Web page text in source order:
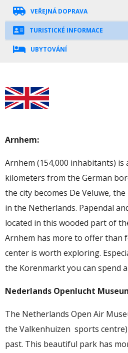
VEŘEJNÁ DOPRAVA
TURISTICKÉ INFORMACE
UBYTOVÁNÍ
Arnhem:
Arnhem (154,000 inhabitants) is
kilometers from the German
the city becomes De Veluwe,
in the Netherlands. Papendal
located in this wooded part of
Arnhem has more to offer than
center is worth exploring.
the Korenmarkt you can spend
Nederlands Openlucht
The Netherlands Open Air
the Valkenhuizen sports
past. This beautiful park has